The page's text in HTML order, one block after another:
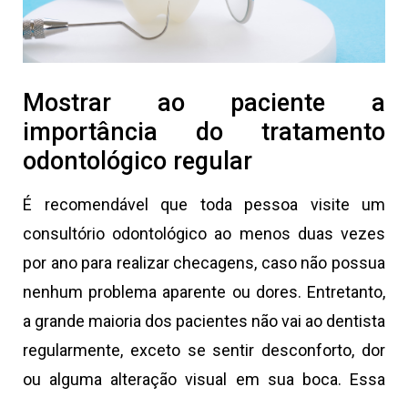
Mostrar ao paciente a
importância do tratamento
odontológico regular
É recomendável que toda pessoa visite um
consultório odontológico ao menos duas vezes
por ano para realizar checagens, caso não possua
nenhum problema aparente ou dores. Entretanto,
a grande maioria dos pacientes não vai ao dentista
regularmente, exceto se sentir desconforto, dor
ou alguma alteração visual em sua boca. Essa